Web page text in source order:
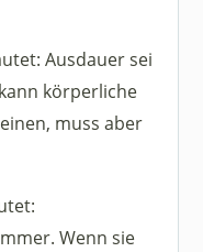
Ausdauer sei
körperliche
muss aber
Wenn sie